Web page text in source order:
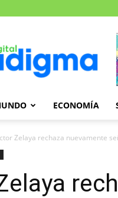
Paradigma
ECONOMÍA
Zelaya rechaza nuevamente